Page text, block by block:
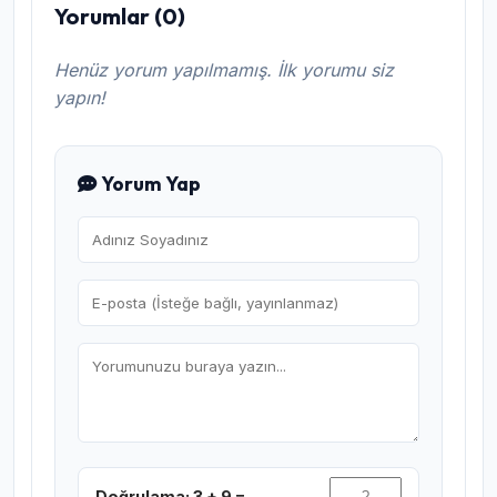
Yorumlar (0)
Henüz yorum yapılmamış. İlk yorumu siz
yapın!
Yorum Yap